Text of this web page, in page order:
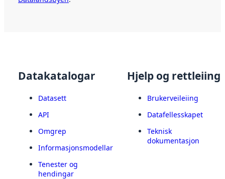
Datakatalogar
Datasett
API
Omgrep
Informasjonsmodellar
Tenester og
hendingar
Hjelp og rettleiing
Brukerveileiing
Datafellesskapet
Teknisk
dokumentasjon